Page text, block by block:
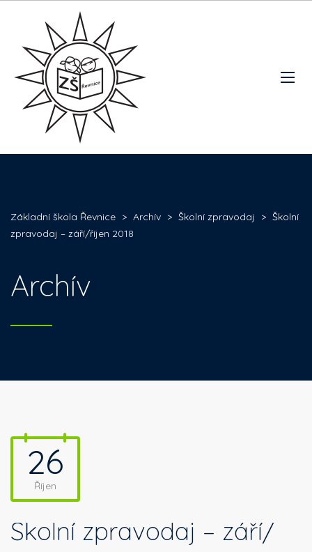
Základní škola Řevnice > Archív > Školní zpravodaj > Školní
zpravodaj – září/říjen 2018
Archív
26
Říjen
Školní zpravodaj – září/